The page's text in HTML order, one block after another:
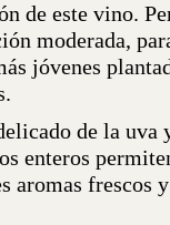
de este vino.
moderada,
jóvenes
de la uva
enteros
aromas frescos